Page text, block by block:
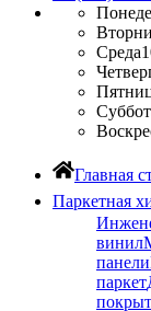
Среда
Главная
Паркетная
винил
панели
паркет